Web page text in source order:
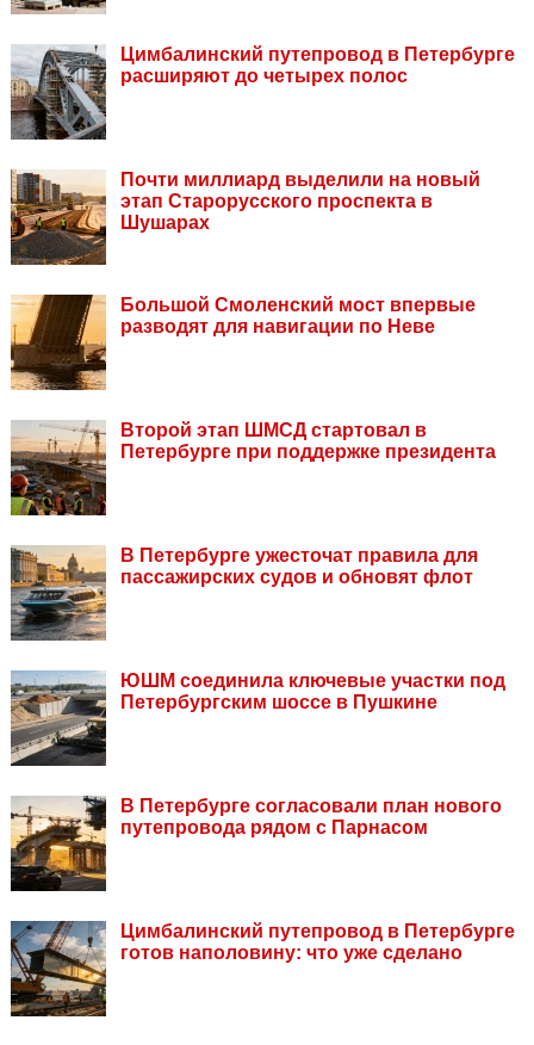
Цимбалинский путепровод в Петербурге
расширяют до четырех полос
Почти миллиард выделили на новый
этап Старорусского проспекта в
Шушарах
Большой Смоленский мост впервые
разводят для навигации по Неве
Второй этап ШМСД стартовал в
Петербурге при поддержке президента
В Петербурге ужесточат правила для
пассажирских судов и обновят флот
ЮШМ соединила ключевые участки под
Петербургским шоссе в Пушкине
В Петербурге согласовали план нового
путепровода рядом с Парнасом
Цимбалинский путепровод в Петербурге
готов наполовину: что уже сделано